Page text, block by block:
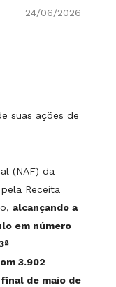
24/06/2026
suas ações de
(NAF) da
Receita
alcançando a
em número
3.902
de maio de